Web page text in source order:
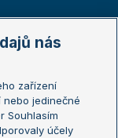
nás
zařízení
jedinečné
Souhlasím
účely